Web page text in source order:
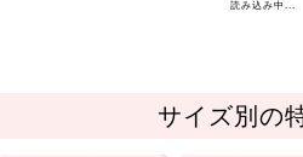
読み込み中...
サイズ別の